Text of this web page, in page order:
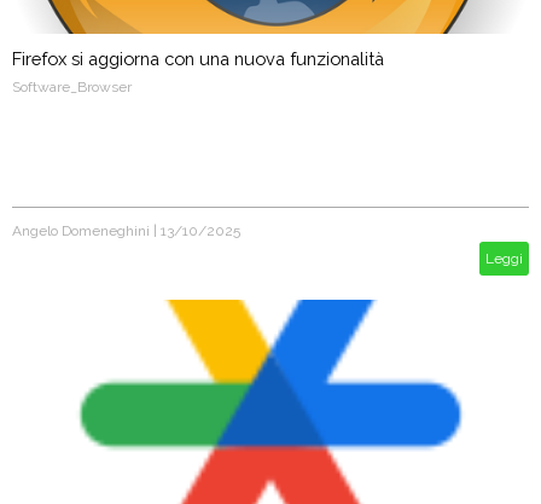
Firefox si aggiorna con una nuova funzionalità
Software_Browser
Angelo Domeneghini
13/10/2025
Leggi